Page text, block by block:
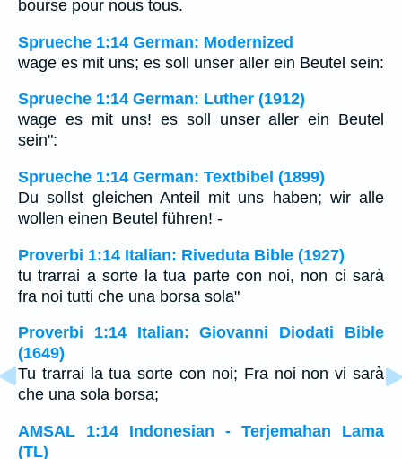
bourse pour nous tous.
Sprueche 1:14 German: Modernized
wage es mit uns; es soll unser aller ein Beutel sein:
Sprueche 1:14 German: Luther (1912)
wage es mit uns! es soll unser aller ein Beutel
sein":
Sprueche 1:14 German: Textbibel (1899)
Du sollst gleichen Anteil mit uns haben; wir alle
wollen einen Beutel führen! -
Proverbi 1:14 Italian: Riveduta Bible (1927)
tu trarrai a sorte la tua parte con noi, non ci sarà
fra noi tutti che una borsa sola"
Proverbi 1:14 Italian: Giovanni Diodati Bible
(1649)
Tu trarrai la tua sorte con noi; Fra noi non vi sarà
che una sola borsa;
AMSAL 1:14 Indonesian - Terjemahan Lama
(TL)